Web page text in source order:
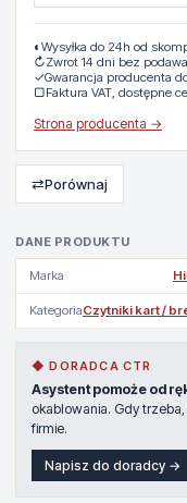
DANE PRODUKTU
Marka
KategoriaCzytniki kart /
◆ DORADCA CTR
Asystent pomoże od
okablowania. Gdy
firmie.
Napisz do doradcy →
◐ Wysyłka do 24h od
↻Zwrot 14 dni bez
✓Gwarancja producenta
▢Faktura VAT, dostępne
Strona producenta →
⇄Porównaj